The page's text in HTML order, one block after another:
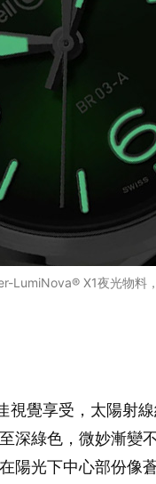
LumiNova® X1夜光物料
覺享受，太陽射
深綠色，微妙漸變
陽光下中心部份像